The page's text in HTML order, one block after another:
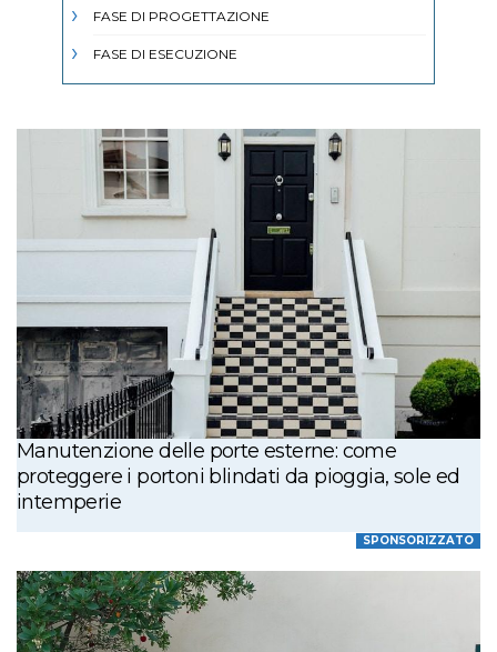
FASE DI PROGETTAZIONE
FASE DI ESECUZIONE
Manutenzione delle porte esterne: come
proteggere i portoni blindati da pioggia, sole ed
intemperie
SPONSORIZZATO